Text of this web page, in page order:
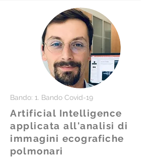
Bando: 1. Bando Covid-19
Artificial Intelligence
applicata all'analisi di
immagini ecografiche
polmonari